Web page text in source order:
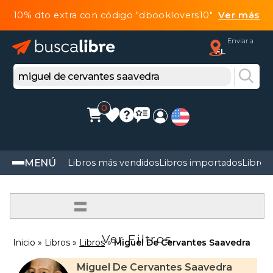
10% dto extra con código "dbooklovers10"Ver más
Enviar a
FL
0
MENÚ Libros más vendidosLibros importadosLibros
=
Ver Filtros
Inicio Libros Libros Miguel De Cervantes Saavedra
Miguel De Cervantes Saavedra